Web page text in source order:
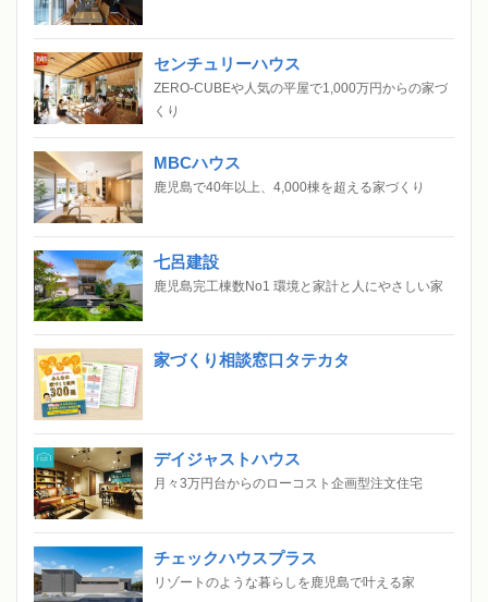
センチュリーハウス
ZERO-CUBEや人気の平屋で1,000万円からの家づ
くり
MBCハウス
鹿児島で40年以上、4,000棟を超える家づくり
七呂建設
鹿児島完工棟数No1 環境と家計と人にやさしい家
家づくり相談窓口タテカタ
デイジャストハウス
月々3万円台からのローコスト企画型注文住宅
チェックハウスプラス
リゾートのような暮らしを鹿児島で叶える家